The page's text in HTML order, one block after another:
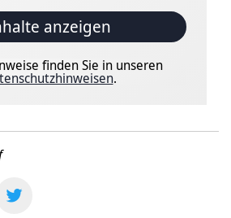
anzeigen
finden Sie in unseren
.